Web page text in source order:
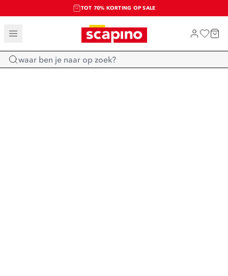
TOT 70% KORTING OP SALE
SALE: LAATSTE KANS!
SHOP NIEUW
Home